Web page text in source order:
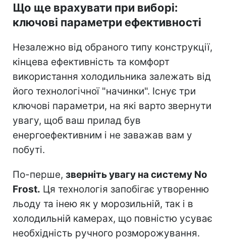
Що ще врахувати при виборі:
ключові параметри ефективності
Незалежно від обраного типу конструкції,
кінцева ефективність та комфорт
використання холодильника залежать від
його технологічної "начинки". Існує три
ключові параметри, на які варто звернути
увагу, щоб ваш прилад був
енергоефективним і не заважав вам у
побуті.
По-перше, зверніть увагу на систему No
Frost. Ця технологія запобігає утворенню
льоду та інею як у морозильній, так і в
холодильній камерах, що повністю усуває
необхідність ручного розморожування.